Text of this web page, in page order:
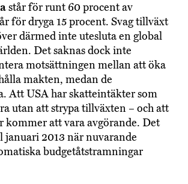
står för runt 60 procent av
för dryga 15 procent. Svag tillväxt
därmed inte utesluta en global
Det saknas dock inte
motsättningen mellan att öka
makten, medan de
Att USA har skatteintäkter som
utan att strypa tillväxten – och att
att vara avgörande. Det
2013 när nuvarande
budgetåtstramningar